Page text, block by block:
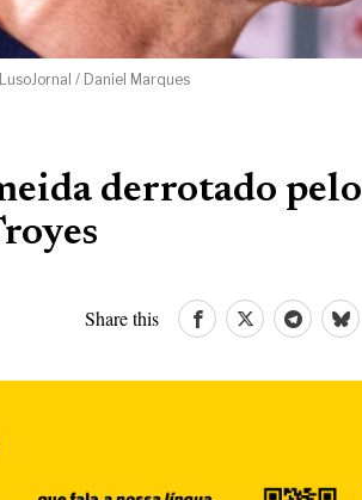
/ Daniel Marques
derrotado pelo
Share this